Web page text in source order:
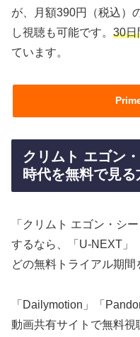
が、月額390円（税込）
し視聴も可能です。 30日
ています。
クリムト エゴン
時代を無料で見る
「クリムト エゴン・シ
するなら、「U-NEXT」
どの無料トライアル期間
「Dailymotion」「
動画共有サイトで無料視